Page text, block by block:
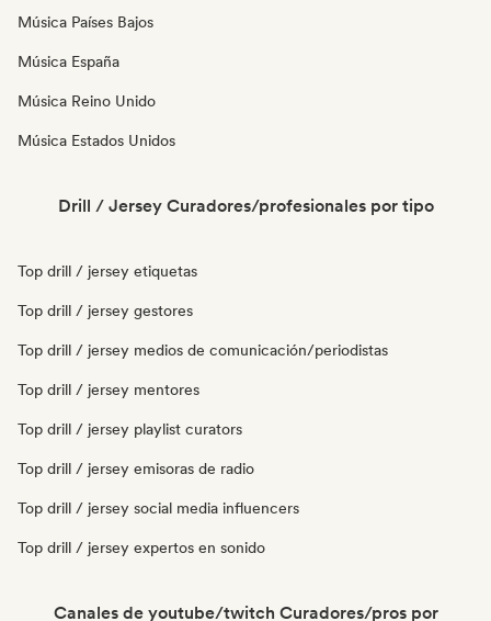
Música Países Bajos
Música España
Música Reino Unido
Música Estados Unidos
Drill / Jersey Curadores/profesionales por tipo
Top drill / jersey etiquetas
Top drill / jersey gestores
Top drill / jersey medios de comunicación/periodistas
Top drill / jersey mentores
Top drill / jersey playlist curators
Top drill / jersey emisoras de radio
Top drill / jersey social media influencers
Top drill / jersey expertos en sonido
Canales de youtube/twitch Curadores/pros por